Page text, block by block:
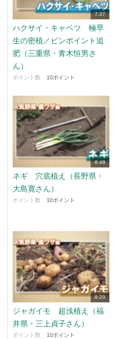
7:37
ハクサイ・キャベツ 極早
生の密植／ピンポイント追
肥（三重県・青木恒男さ
ん）
ポイント数 10ポイント
8:48
ネギ 穴底植え（長野県・
大島寛さん）
ポイント数 10ポイント
8:29
ジャガイモ 超浅植え（福
井県・三上貞子さん）
ポイント数 10ポイント